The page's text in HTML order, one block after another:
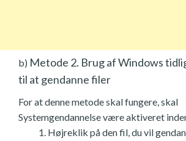
b) Metode 2. Brug af Windows
til at gendanne filer
For at denne metode skal fungere, skal
Systemgendannelse være aktiveret
Højreklik på den fil, du vil